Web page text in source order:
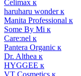
Celimax к
haruharu wonder к
Manita Professional к
Some By Mi к
Care:nel к
Pantera Organic к
Dr. Althea к
HYGGEE к
VT Cosmetics к